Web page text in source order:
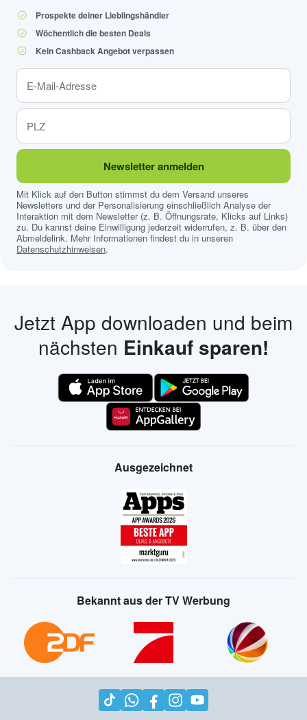
Prospekte deiner Lieblingshändler
Wöchentlich die besten Deals
Kein Cashback Angebot verpassen
Newsletter anmelden
Mit Klick auf den Button stimmst du dem Versand unseres
Newsletters und der Personalisierung einschließlich Analyse der
Interaktion mit dem Newsletter (z. B. Öffnungsrate, Klicks auf Links)
zu. Du kannst deine Einwilligung jederzeit widerrufen, z. B. über den
Abmeldelink. Mehr Informationen findest du in unseren
Datenschutzhinweisen.
Jetzt App downloaden und beim
nächsten Einkauf sparen!
Ausgezeichnet
Bekannt aus der TV Werbung